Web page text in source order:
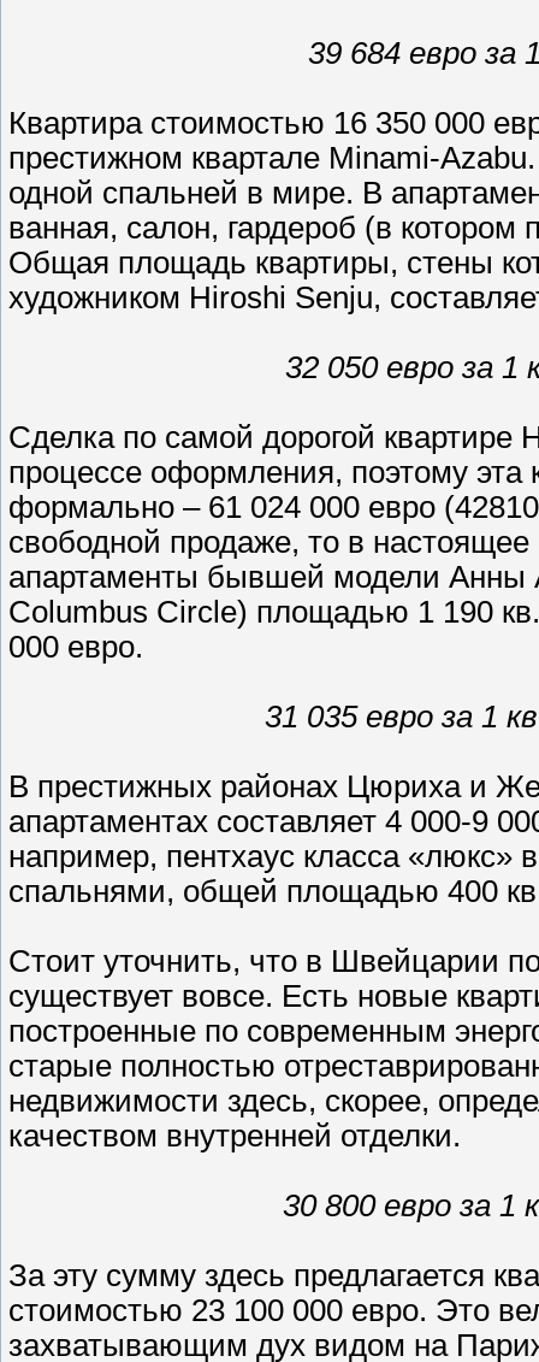
39 684 евро за
Квартира стоимостью 16 350 000
престижном квартале Minami-
одной спальней в мире. В
ванная, салон, гардероб (в
Общая площадь квартиры, стены
художником Hiroshi Senju,
32 050 евро за
Сделка по самой дорогой
процессе оформления, поэтому эта
формально – 61 024 000 евро
свободной продаже, то в
апартаменты бывшей модели Анны
Columbus Circle) площадью 1 190
000 евро.
31 035 евро за 1
В престижных районах Цюриха и
апартаментах составляет 4 000-9
например, пентхаус класса
спальнями, общей площадью 400
Стоит уточнить, что в Швейцарии
существует вовсе. Есть новые
построенные по современным
старые полностью
недвижимости здесь, скорее,
качеством внутренней отделки.
30 800 евро за 1
За эту сумму здесь предлагается
стоимостью 23 100 000 евро. Это
захватывающим дух видом на